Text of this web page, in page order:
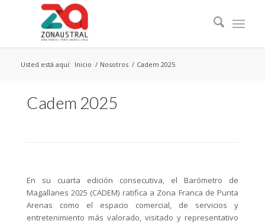
Usted está aquí: Inicio / Nosotros / Cadem 2025
Cadem 2025
En su cuarta edición consecutiva, el Barómetro de
Magallanes 2025 (CADEM) ratifica a Zona Franca de Punta
Arenas como el espacio comercial, de servicios y
entretenimiento más valorado, visitado y representativo